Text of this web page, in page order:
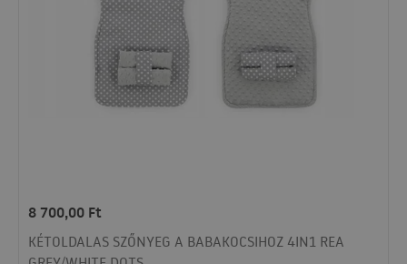
8 700,00 Ft
KÉTOLDALAS SZŐNYEG A BABAKOCSIHOZ 4IN1 REA